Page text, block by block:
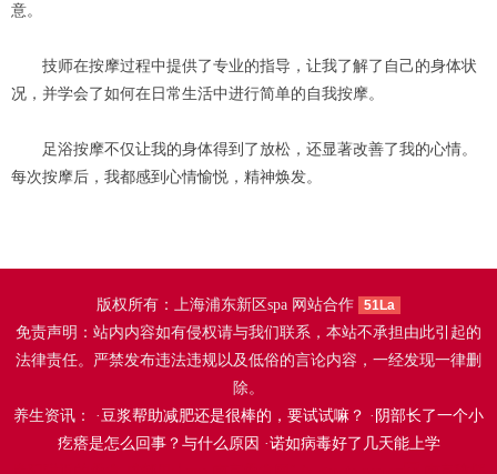
意。
技师在按摩过程中提供了专业的指导，让我了解了自己的身体状
况，并学会了如何在日常生活中进行简单的自我按摩。
足浴按摩不仅让我的身体得到了放松，还显著改善了我的心情。
每次按摩后，我都感到心情愉悦，精神焕发。
版权所有：上海浦东新区spa 网站合作 51La
免责声明：站内内容如有侵权请与我们联系，本站不承担由此引起的
法律责任。严禁发布违法违规以及低俗的言论内容，一经发现一律删
除。
养生资讯： · 豆浆帮助减肥还是很棒的，要试试嘛？ · 阴部长了一个小
疙瘩是怎么回事？与什么原因 ·诺如病毒好了几天能上学